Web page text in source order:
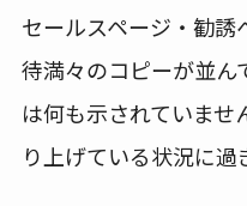
セールスページ・勧
待満々のコピーが並ん
は何も示されていま
り上げている状況に過